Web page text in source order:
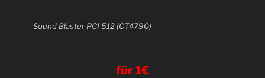
Sound Blaster PCI 512 (CT4790)
für 1€